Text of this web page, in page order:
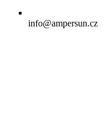
info@ampersun.cz